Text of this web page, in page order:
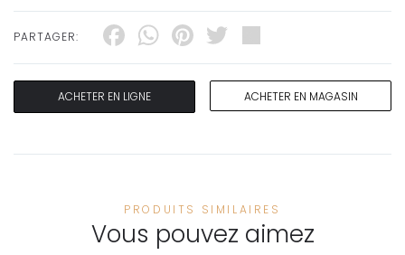
PARTAGER: Facebook
WhatsApp
Pinterest
Twitter
ACHETER EN LIGNE ACHETER EN MAGASIN
PRODUITS SIMILAIRES
Vous pouvez aimez